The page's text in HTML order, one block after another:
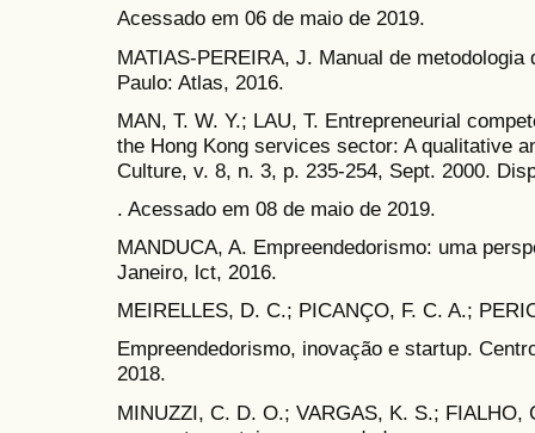
Acessado em 06 de maio de 2019.
MATIAS-PEREIRA, J. Manual de
Paulo: Atlas, 2016.
MAN, T. W. Y.; LAU, T. Entrepreneurial
the Hong Kong services sector: A qualitative
Culture, v. 8, n. 3, p. 235-254, Sept. 2000.
. Acessado em 08 de maio de 2019.
MANDUCA, A. Empreendedorismo: uma
Janeiro, lct, 2016.
MEIRELLES, D. C.; PICANÇO, F. C. A.;
Empreendedorismo, inovação e startup.
2018.
MINUZZI, C. D. O.; VARGAS, K. S.;